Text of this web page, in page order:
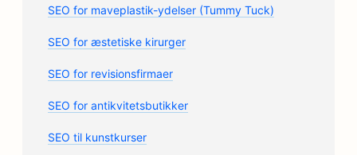
SEO for maveplastik-ydelser (Tummy Tuck)
SEO for æstetiske kirurger
SEO for revisionsfirmaer
SEO for antikvitetsbutikker
SEO til kunstkurser